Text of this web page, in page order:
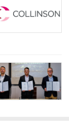
公司、飞机制造、
维码，立即订
业
旅游业